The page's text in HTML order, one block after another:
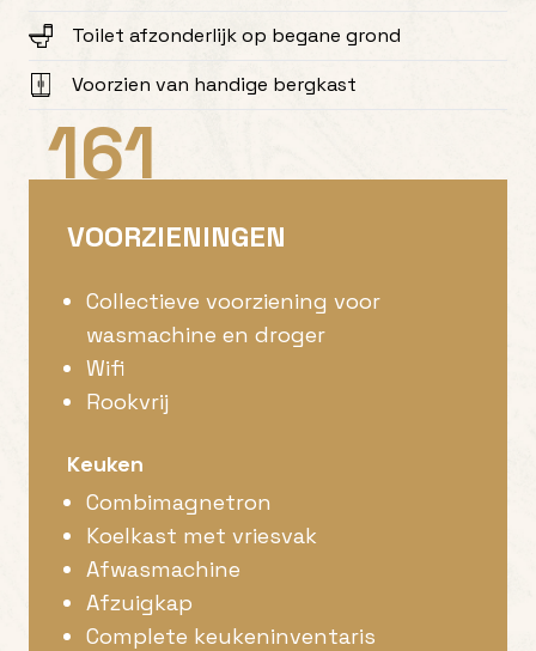
Toilet afzonderlijk op begane grond
Voorzien van handige bergkast
161
VOORZIENINGEN
Collectieve voorziening voor
wasmachine en droger
Wifi
Rookvrij
Keuken
Combimagnetron
Koelkast met vriesvak
Afwasmachine
Afzuigkap
Complete keukeninventaris